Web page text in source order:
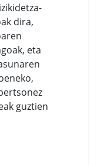
dira,
eta
guztien